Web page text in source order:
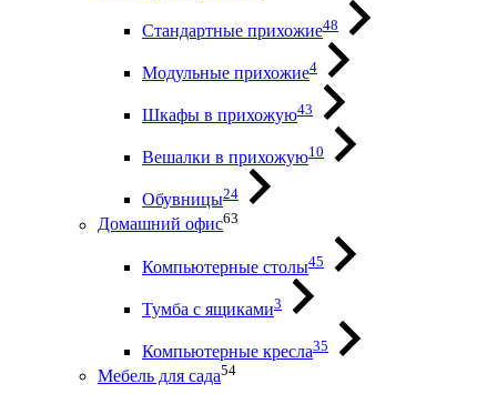
Стандартные прихожие48
Модульные прихожие4
Шкафы в прихожую43
Вешалки в прихожую10
Обувницы24
Домашний офис63
Компьютерные столы45
Тумба с ящиками3
Компьютерные кресла35
Мебель для сада54